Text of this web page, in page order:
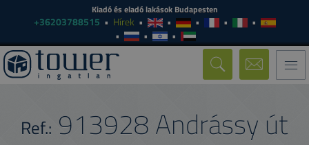
Kiadó és eladó lakások Budapesten
+36203788515 Hírek
Andrássy út
Ref.: 913928